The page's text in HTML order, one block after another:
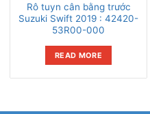
Rô tuyn cân bằng trước
Suzuki Swift 2019 : 42420-
53R00-000
READ MORE